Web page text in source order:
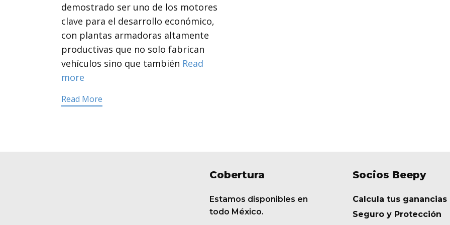
demostrado ser uno de los motores
clave para el desarrollo económico,
con plantas armadoras altamente
productivas que no solo fabrican
vehículos sino que también Read
more
Read More
Cobertura
Estamos disponibles en
todo México.
Socios Beepy
Calcula tus ganancias
Seguro y Protección